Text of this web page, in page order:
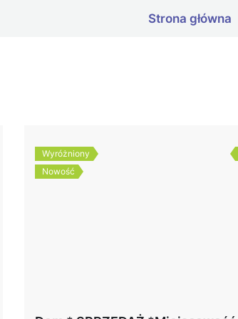
Strona główna
Wyróżniony
Nowość